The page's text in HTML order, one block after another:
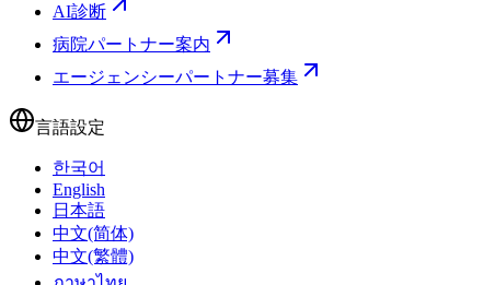
AI診断
病院パートナー案内
エージェンシーパートナー募集
言語設定
한국어
English
日本語
中文(简体)
中文(繁體)